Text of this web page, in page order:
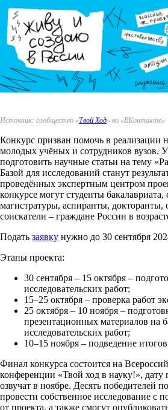
Источник: сообщество «Твой Ход» во «ВКонтакте»
Конкурс призван помочь в реализации
молодых учёных и сотрудников вузов.
подготовить научные статьи на тему
Базой для исследований станут
проведённых экспертным центром
конкурсе могут студенты бакалавриата,
магистратуры, аспиранты,
соискатели – граждане России в
Подать заявку нужно до 30 сентября
Этапы проекта:
30 сентября – 15 октября –
исследовательских работ;
15–25 октября – проверка работ
25 октября – 10 ноября –
презентационных материалов на
исследовательских работ;
10–15 ноября – подведение
Финал конкурса состоится на
конференции «Твой ход в науку!», дату
озвучат в ноябре. Десять победителей
провести собственное исследование с
от проекта, а также смогут